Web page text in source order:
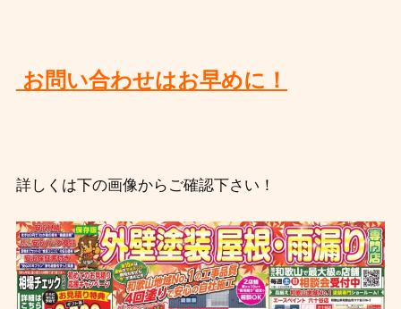
お問い合わせはお早めに！
詳しくは下の画像からご確認下さい！